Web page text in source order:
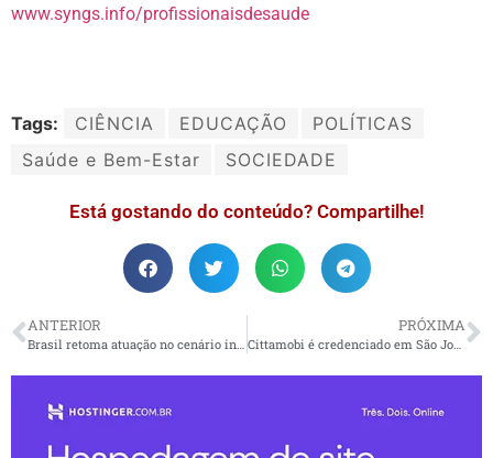
www.syngs.info/profissionaisdesaude
Tags: CIÊNCIA EDUCAÇÃO
POLÍTICAS
Saúde e Bem-Estar
SOCIEDADE
Está gostando do conteúdo? Compartilhe!
ANTERIOR PRÓXIMA
Cittamobi é credenciado em São José dos Campos